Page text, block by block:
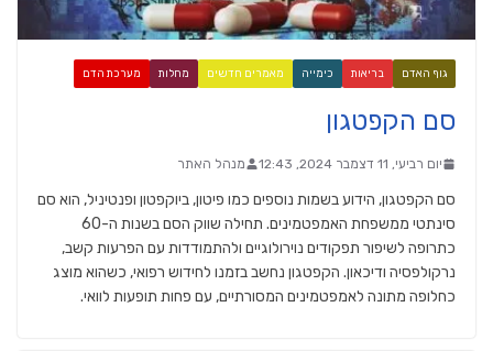
גוף האדם בריאות כימייה מאמרים חדשים מחלות מערכת הדם
סם הקפטגון
יום רביעי, 11 דצמבר 2024, 12:43 מנהל האתר
סם הקפטגון, הידוע בשמות נוספים כמו פיטון, ביוקפטון ופנטיניל, הוא סם
סינתטי ממשפחת האמפטמינים. תחילה שווק הסם בשנות ה-60
כתרופה לשיפור תפקודים נוירולוגיים ולהתמודדות עם הפרעות קשב,
נרקולפסיה ודיכאון. הקפטגון נחשב בזמנו לחידוש רפואי, כשהוא מוצג
כחלופה מתונה לאמפטמינים המסורתיים, עם פחות תופעות לוואי.